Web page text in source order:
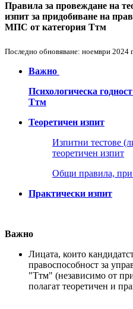
Правила за провеждане на
изпит за придобиване на
МПС от категория Ттм
Последно обновяване: ноември 2024 г.
Важно
Психологическа
Ттм
Теоретичен изпит
Изпитни тестове
теоретичен изпит
Общи правила, при
Практически изпит
Важно
Лицата, които
правоспособност за
"Ттм" (независимо от
полагат теоретичен и